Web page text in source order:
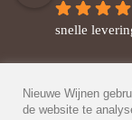
snelle
© 2026 Nieuwe
Nieuwe Wijnen
de website te